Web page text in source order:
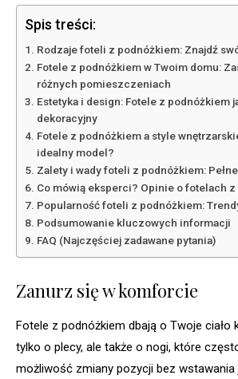
Spis treści:
Rodzaje foteli z podnóżkiem: Znajdź
Fotele z podnóżkiem w Twoim domu:
różnych pomieszczeniach
Estetyka i design: Fotele z podnóżkiem
dekoracyjny
Fotele z podnóżkiem a style
idealny model?
Zalety i wady foteli z podnóżkiem:
Co mówią eksperci? Opinie o fotelach
Popularność foteli z podnóżkiem:
Podsumowanie kluczowych informacji
FAQ (Najczęściej zadawane pytania)
Zanurz się w komforcie
Fotele z podnóżkiem dbają o Twoje ciało
tylko o plecy, ale także o nogi, które
możliwość zmiany pozycji bez